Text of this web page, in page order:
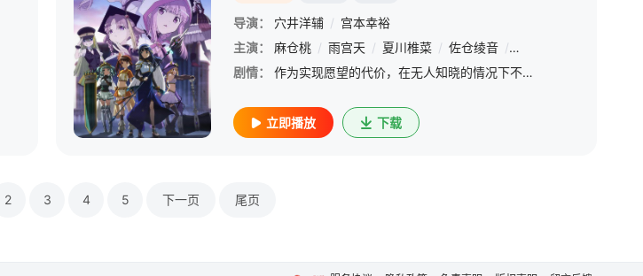
/ 田丸笃志 / 日笠阳子 石原夏织 / 酒井广大 / 间岛淳司 / 小野大辅 / 西山宏太朗
导演： 穴井洋辅 / 宫本幸裕
主演：
麻仓桃 / 雨宫天 / 夏川椎菜 / 佐仓绫音 / 小仓唯
剧情：
作为实现愿望的代价，在无人知晓的情况下不断战斗的魔法少女们。然而，环伊吕波，却忘记了自己的愿望。“成为魔法少女的时候，我是许了什么愿望来着？”日常当中突然出现的空洞。失去了的某件重要之物。连理由都不知
立即播放 下载
2 3 4 5 下一页 尾页